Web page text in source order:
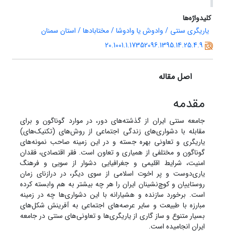
کلیدواژه‌ها
یاریگری سنتی / وادوش یا وادوشا / مختابادها / استان سمنان
20.1001.1.17352096.1395.14.25.4.9
اصل مقاله
مقدمه
جامعه سنتی ایران از گذشته‌های دور، در موارد گوناگون و برای
مقابله با دشواری‌های زندگی اجتماعی از روش‌های (تکنیک‌های)
یاریگری و تعاونی بهره جسته و در این زمینه صاحب نمونه‌های
گوناگون و مختلفی از همیاری و تعاون است. فقر اقتصادی، فقدان
امنیت، شرایط اقلیمی و جغرافیایی دشوار از سویی و فرهنگ
یاری‌دوست و پر اخوت اسلامی از سوی دیگر، در درازنای زمان
روستاییان و کوچ‌نشینان ایران را هر چه بیشتر به هم وابسته کرده
است. برخورد سازنده و هشیارانه با این دشواری‌ها چه در زمینه
مبارزه با طبیعت و سایر عرصه‌های اجتماعی به آفرینش شکل‌های
بسیار متنوع و ساز گاری از یاریگری‌ها و تعاونی‌های سنتی در جامعه
ایران انجامیده است.